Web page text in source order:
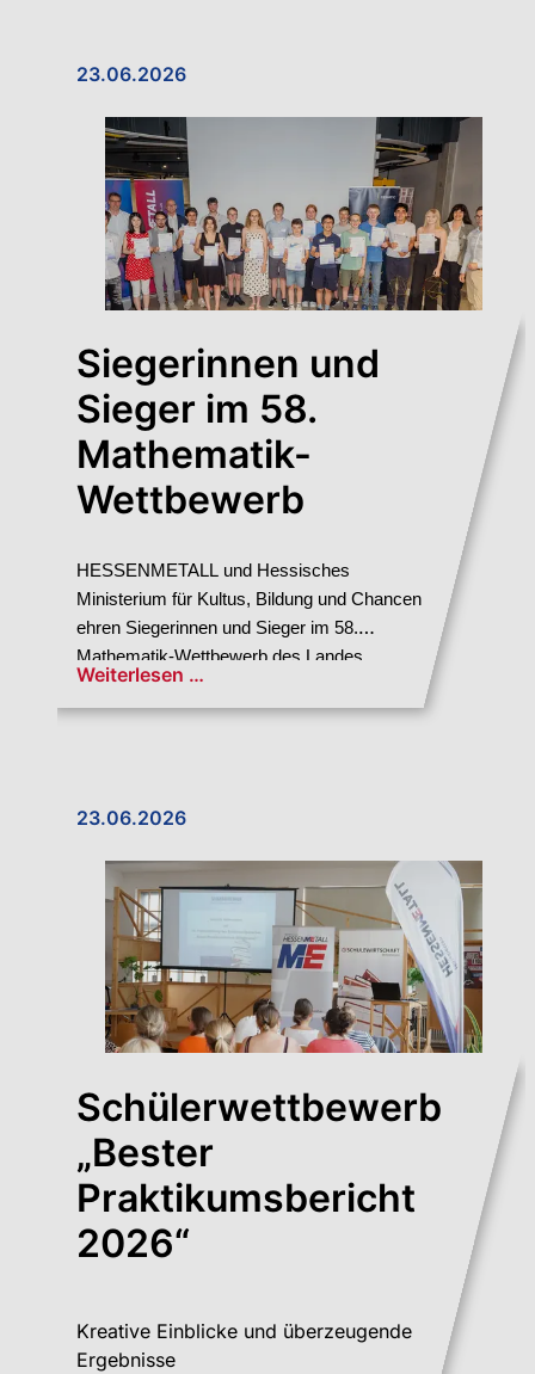
23.06.2026
Siegerinnen und
Sieger im 58.
Mathematik-
Wettbewerb
HESSENMETALL und Hessisches
Ministerium für Kultus, Bildung und Chancen
ehren Siegerinnen und Sieger im 58.
Mathematik-Wettbewerb des Landes
Hessen
Weiterlesen …
23.06.2026
Schülerwettbewerb
„Bester
Praktikums­bericht
2026“
Kreative Einblicke und überzeugende
Ergebnisse